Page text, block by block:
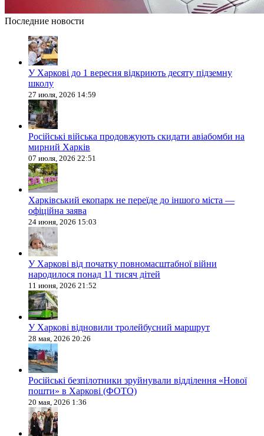
Последние новости
У Харкові до 1 вересня відкриють десяту підземну
школу
27 июля, 2026 14:59
Російські війська продовжують скидати авіабомби на
мирний Харків
07 июля, 2026 22:51
Харківський екопарк не переїде до іншого міста —
офіційна заява
24 июня, 2026 15:03
У Харкові від початку повномасштабної війни
народилося понад 11 тисяч дітей
11 июня, 2026 21:52
У Харкові відновили тролейбусний маршрут
28 мая, 2026 20:26
Російські безпілотники зруйнували відділення «Нової
пошти» в Харкові (ФОТО)
20 мая, 2026 1:36